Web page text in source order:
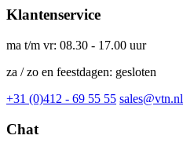
Klantenservice
ma t/m vr: 08.30 - 17.00 uur
za / zo en feestdagen: gesloten
+31 (0)412 - 69 55 55 sales@vtn.nl
Chat